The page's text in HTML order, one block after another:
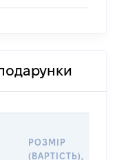
РОЗМІР
(ВАРТІСТЬ),